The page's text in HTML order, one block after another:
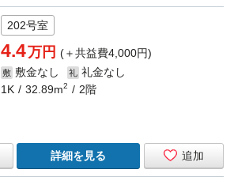
202号室
4.4万円(＋共益費4,000円)
敷 敷金なし 礼 礼金なし
1K
32.89m2 2階
追加
詳細を見る